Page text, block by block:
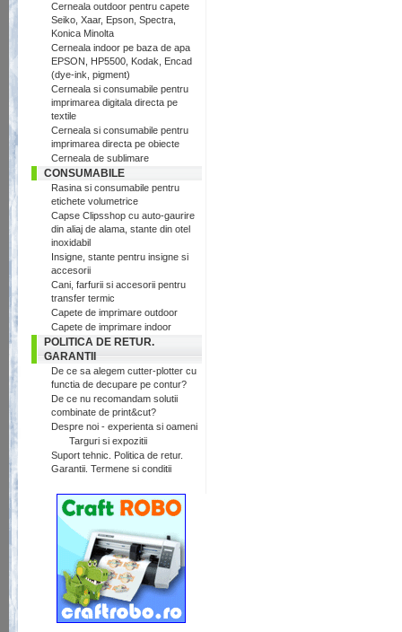
Cerneala outdoor pentru capete
Seiko, Xaar, Epson, Spectra,
Konica Minolta
Cerneala indoor pe baza de apa
EPSON, HP5500, Kodak, Encad
(dye-ink, pigment)
Cerneala si consumabile pentru
imprimarea digitala directa pe
textile
Cerneala si consumabile pentru
imprimarea directa pe obiecte
Cerneala de sublimare
CONSUMABILE
Rasina si consumabile pentru
etichete volumetrice
Capse Clipsshop cu auto-gaurire
din aliaj de alama, stante din otel
inoxidabil
Insigne, stante pentru insigne si
accesorii
Cani, farfurii si accesorii pentru
transfer termic
Capete de imprimare outdoor
Capete de imprimare indoor
POLITICA DE RETUR.
GARANTII
De ce sa alegem cutter-plotter cu
functia de decupare pe contur?
De ce nu recomandam solutii
combinate de print&cut?
Despre noi - experienta si oameni
Targuri si expozitii
Suport tehnic. Politica de retur.
Garantii. Termene si conditii